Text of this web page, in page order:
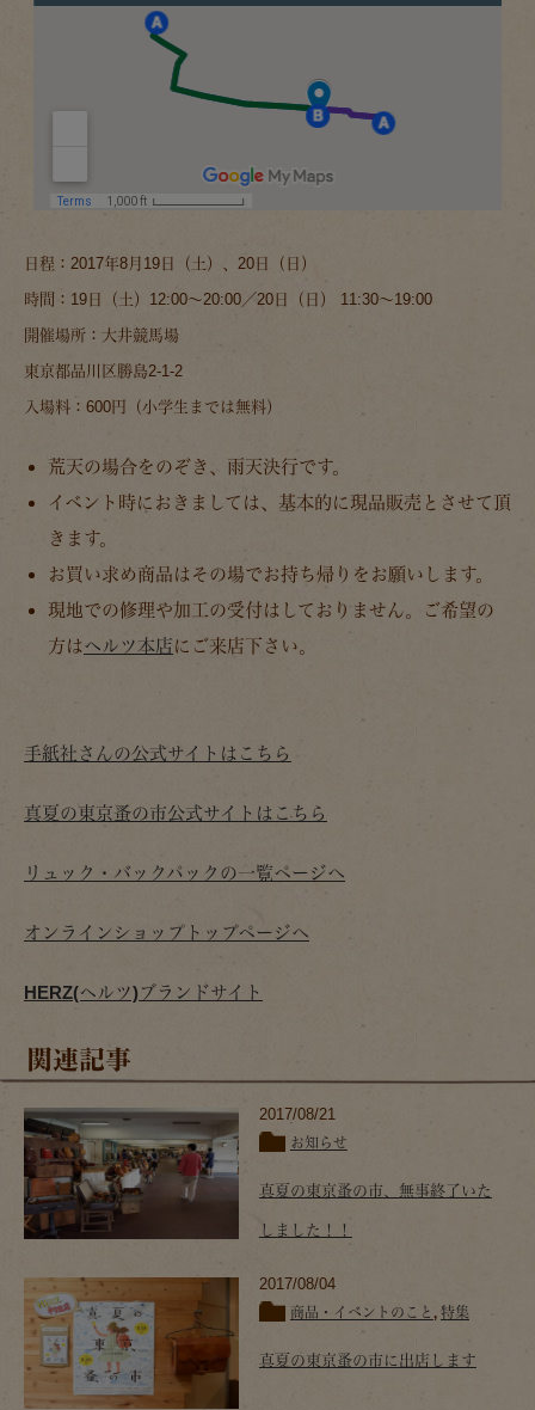
日程：2017年8月19日（土）、20日（日）
時間：19日（土）12:00～20:00／20日（日） 11:30～19:00
開催場所：大井競馬場
東京都品川区勝島2-1-2
入場料：600円（小学生までは無料）
荒天の場合をのぞき、雨天決行です。
イベント時におきましては、基本的に現品販売とさせて頂
きます。
お買い求め商品はその場でお持ち帰りをお願いします。
現地での修理や加工の受付はしておりません。ご希望の
方はヘルツ本店にご来店下さい。
手紙社さんの公式サイトはこちら
真夏の東京蚤の市公式サイトはこちら
リュック・バックパックの一覧ページへ
オンラインショップトップページへ
HERZ(ヘルツ)ブランドサイト
関連記事
2017/08/21
お知らせ
真夏の東京蚤の市、無事終了いた
しました！！
2017/08/04
商品・イベントのこと , 特集
真夏の東京蚤の市に出店します